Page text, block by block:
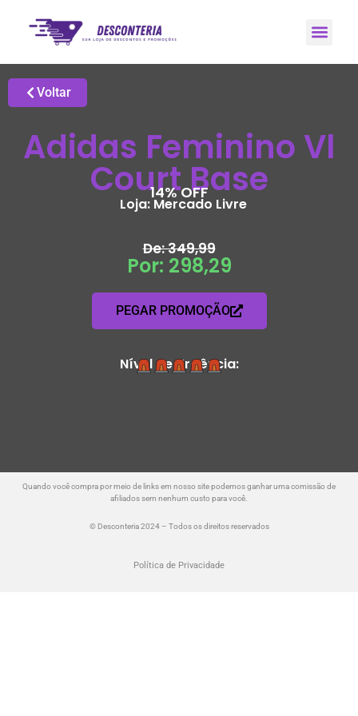
Voltar
Adidas Feminino Vl
Court Base
14% OFF
Loja: Mercado Livre
De: 349,99
Por: 298,29
PEGAR PROMOÇÃO
Nível de Urgência:
Quando você compra por meio de links em nosso site podemos ganhar uma comissão de
afiliados sem nenhum custo para você.
© Desconteria 2024 – Todos os direitos reservados
Política de Privacidade